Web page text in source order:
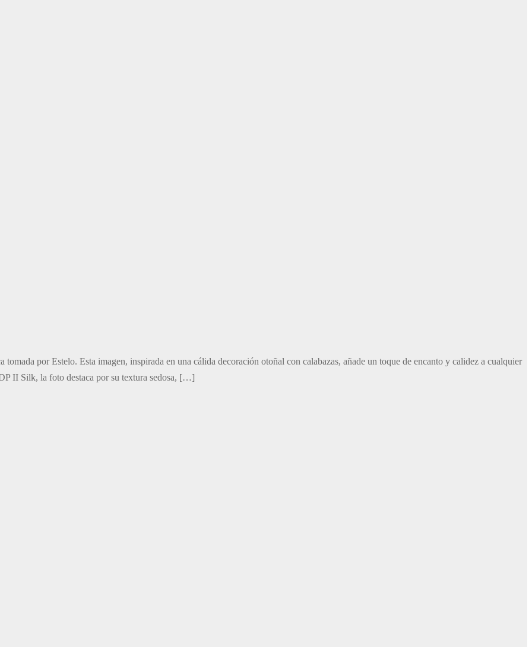
por Estelo. Esta imagen, inspirada en una cálida decoración otoñal con calabazas, añade un toque de encanto y calidez a cualquier
II Silk, la foto destaca por su textura sedosa, […]